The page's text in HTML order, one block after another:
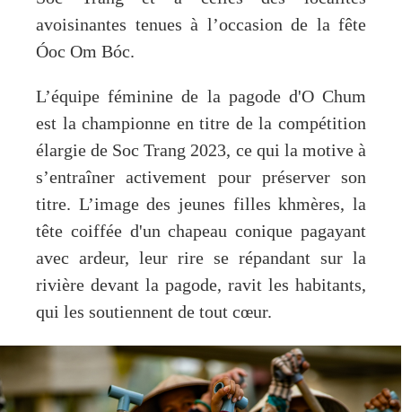
avoisinantes tenues à l’occasion de la fête
Óoc Om Bóc.
L’équipe féminine de la pagode d'O Chum
est la championne en titre de la compétition
élargie de Soc Trang 2023, ce qui la motive à
s’entraîner activement pour préserver son
titre. L’image des jeunes filles khmères, la
tête coiffée d'un chapeau conique pagayant
avec ardeur, leur rire se répandant sur la
rivière devant la pagode, ravit les habitants,
qui les soutiennent de tout cœur.